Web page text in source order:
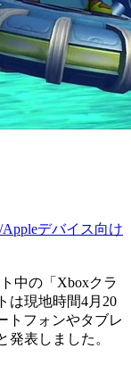
デバイス向け
中の「Xboxクラ
は現地時間4月20
トフォンやタブレ
発表しました。